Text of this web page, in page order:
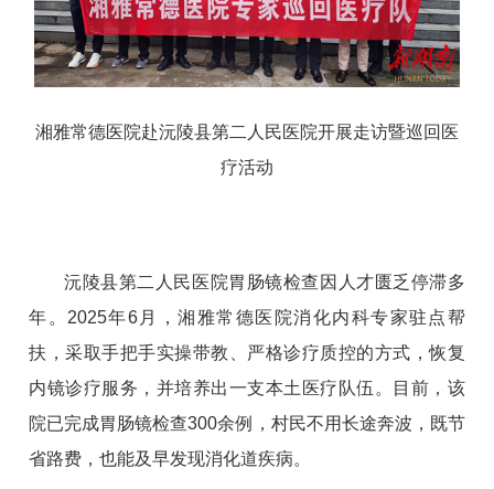
湘雅常德医院赴沅陵县第二人民医院开展走访暨巡回医
疗活动
沅陵县第二人民医院胃肠镜检查因人才匮乏停滞多
年。2025年6月，湘雅常德医院消化内科专家驻点帮
扶，采取手把手实操带教、严格诊疗质控的方式，恢复
内镜诊疗服务，并培养出一支本土医疗队伍。目前，该
院已完成胃肠镜检查300余例，村民不用长途奔波，既节
省路费，也能及早发现消化道疾病。